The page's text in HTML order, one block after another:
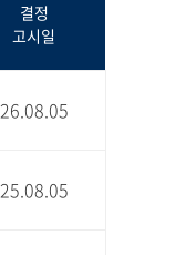
결정
고시일
26.08.05
25.08.05